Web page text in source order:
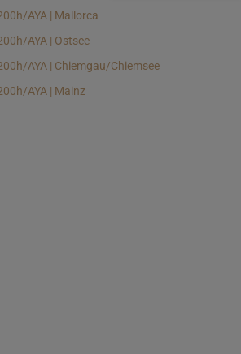
AYA | Mallorca
AYA | Ostsee
AYA | Chiemgau/Chiemsee
AYA | Mainz